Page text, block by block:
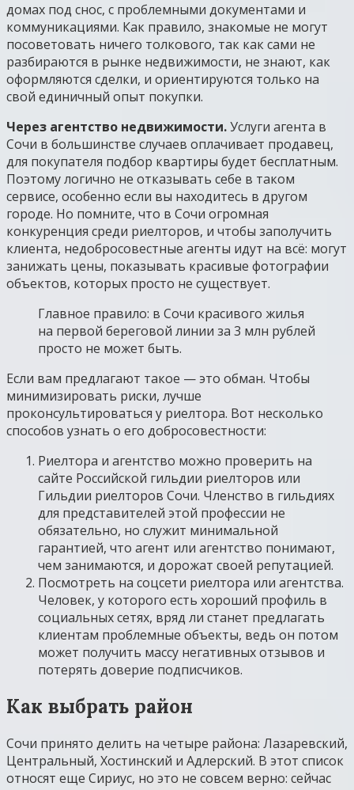
домах под снос, с проблемными документами и
коммуникациями. Как правило, знакомые не могут
посоветовать ничего толкового, так как сами не
разбираются в рынке недвижимости, не знают, как
оформляются сделки, и ориентируются только на
свой единичный опыт покупки.
Через агентство недвижимости.Услуги агента в
Сочи в большинстве случаев оплачивает продавец,
для покупателя подбор квартиры будет бесплатным.
Поэтому логично не отказывать себе в таком
сервисе, особенно если вы находитесь в другом
городе. Но помните, что в Сочи огромная
конкуренция среди риелторов, и чтобы заполучить
клиента, недобросовестные агенты идут на всё: могут
занижать цены, показывать красивые фотографии
объектов, которых просто не существует.
Главное правило: в Сочи красивого жилья
на первой береговой линии за 3 млн рублей
просто не может быть.
Если вам предлагают такое — это обман. Чтобы
минимизировать риски, лучше
проконсультироваться у риелтора. Вот несколько
способов узнать о его добросовестности:
Риелтора и агентство можно проверить на
сайте Российской гильдии риелторов или
Гильдии риелторов Сочи. Членство в гильдиях
для представителей этой профессии не
обязательно, но служит минимальной
гарантией, что агент или агентство понимают,
чем занимаются, и дорожат своей репутацией.
Посмотреть на соцсети риелтора или агентства.
Человек, у которого есть хороший профиль в
социальных сетях, вряд ли станет предлагать
клиентам проблемные объекты, ведь он потом
может получить массу негативных отзывов и
потерять доверие подписчиков.
Как выбрать район
Сочи принято делить на четыре района: Лазаревский,
Центральный, Хостинский и Адлерский. В этот список
относят еще Сириус, но это не совсем верно: сейчас